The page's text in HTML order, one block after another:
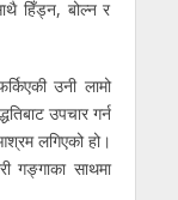
हिँड्न, बोल्न र
उनी लामो
उपचार गर्न
लगिएको हो।
गङ्गाका साथमा